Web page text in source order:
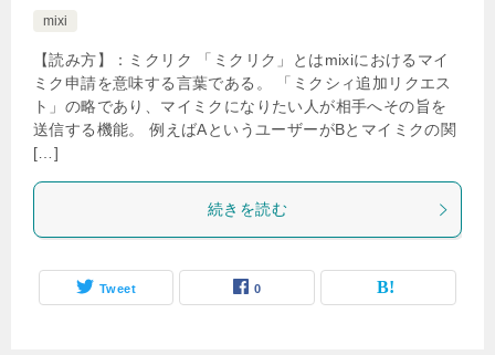
mixi
【読み方】：ミクリク 「ミクリク」とはmixiにおけるマイ
ミク申請を意味する言葉である。 「ミクシィ追加リクエス
ト」の略であり、マイミクになりたい人が相手へその旨を
送信する機能。 例えばAというユーザーがBとマイミクの関
[…]
続きを読む
Tweet 0